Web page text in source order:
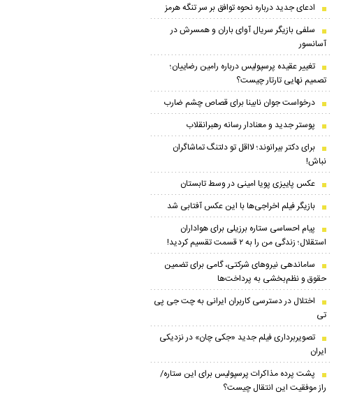
ادعای جدید درباره نحوه توافق بر سر تنگه هرمز
سلفی بازیگر سریال آوای باران و همسرش در
آسانسور
تغییر عقیده پرسپولیس درباره رامین رضاییان؛
تصمیم نهایی تارتار چیست؟
درخواست جوان نابینا برای قصاص چشم ضارب
پوستر جدید و معنادار رسانه رهبرانقلاب
برای دکتر بیرانوند؛ لااقل تو دلتنگ تماشاگران
نباش!
عکس پاییزی پویا امینی در وسط تابستان
بازیگر فیلم اخراجی‌ها با این عکس آفتابی شد
پیام احساسی ستاره برزیلی برای هواداران
استقلال؛ زندگی من را به ۲ قسمت تقسیم کردید!
ساماندهی نیروهای شرکتی، گامی برای تضمین
حقوق و نظم‌بخشی به پرداخت‌ها
اختلال در دسترسی کاربران ایرانی به چت جی پی
تی
تصویربرداری فیلم جدید «جکی چان» در نزدیکی
ایران
پشت پرده مذاکرات پرسپولیس برای این ستاره/
راز موفقیت این انتقال چیست؟